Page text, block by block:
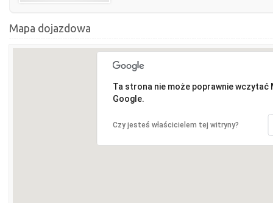
Mapa dojazdowa
Ta strona nie może poprawnie wczytać
Google.
Czy jesteś właścicielem tej witryny?